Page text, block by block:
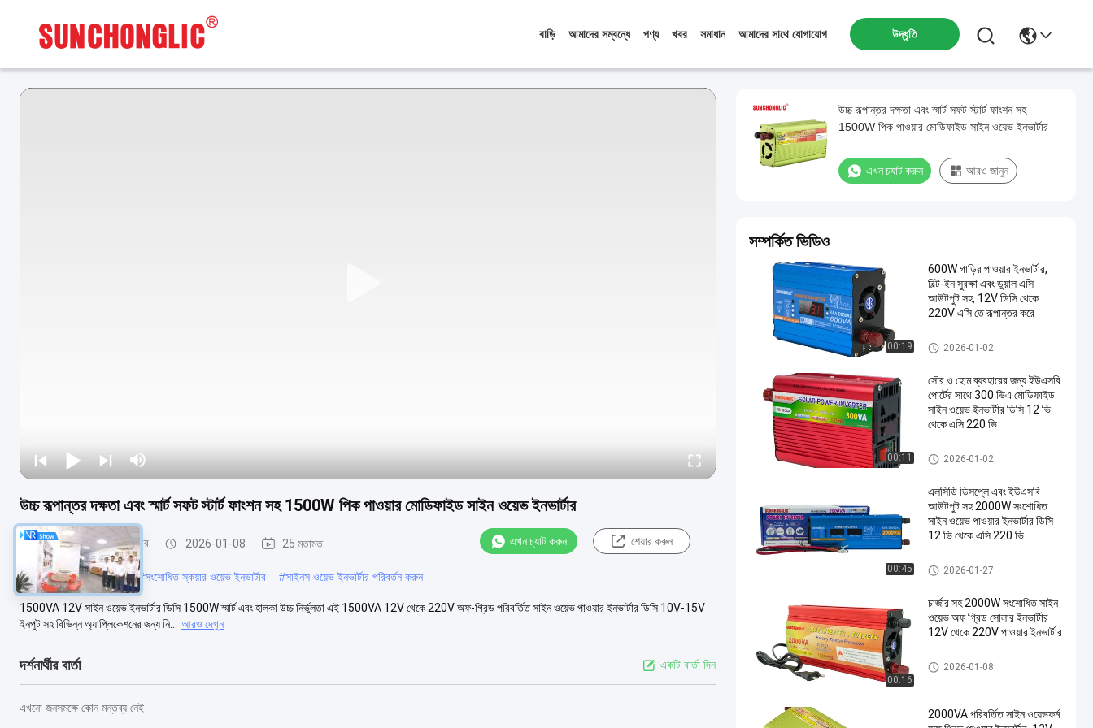
বাড়ি আমাদের সম্বন্ধে পণ্য খবর সমাধান আমাদের সাথে যোগাযোগ উদ্ধৃতি
উচ্চ রূপান্তর দক্ষতা এবং স্মার্ট সফট স্টার্ট ফাংশন সহ 1500W পিক পাওয়ার মোডিফাইড সাইন ওয়েভ ইনভার্টার
সংশোধিত সাইন ওয়েভ ইনভার্টার 2026-01-08 25 মতামত এখন চ্যাট করুন শেয়ার করুন
#সংশোধিত পাওয়ার ইনভার্টার #সংশোধিত স্কয়ার ওয়েভ ইনভার্টার #সাইনস ওয়েভ ইনভার্টার পরিবর্তন করুন
1500VA 12V সাইন ওয়েভ ইনভার্টার ডিসি 1500W স্মার্ট এবং হালকা উচ্চ নির্ভুলতা এই 1500VA 12V থেকে 220V অফ-গ্রিড পরিবর্তিত সাইন ওয়েভ পাওয়ার ইনভার্টার ডিসি 10V-15V
ইনপুট সহ বিভিন্ন অ্যাপ্লিকেশনের জন্য নি...
আরও দেখুন
দর্শনার্থীর বার্তা একটি বার্তা দিন
এখনো জনসমক্ষে কোন মন্তব্য নেই
উচ্চ রূপান্তর দক্ষতা এবং স্মার্ট সফট স্টার্ট ফাংশন সহ
1500W পিক পাওয়ার মোডিফাইড সাইন ওয়েভ ইনভার্টার
এখন চ্যাট করুন আরও জানুন
সম্পর্কিত ভিডিও
00:19
600W গাড়ির পাওয়ার ইনভার্টার,
বিল্ট-ইন সুরক্ষা এবং ডুয়াল এসি
আউটপুট সহ, 12V ডিসি থেকে
220V এসি তে রূপান্তর করে
সংশোধিত সাইন ওয়েভ ইনভার্টার
2026-01-02
00:11
সৌর ও হোম ব্যবহারের জন্য ইউএসবি
পোর্টের সাথে 300 ভিএ মোডিফাইড
সাইন ওয়েভ ইনভার্টার ডিসি 12 ভি
থেকে এসি 220 ভি
সংশোধিত সাইন ওয়েভ ইনভার্টার
2026-01-02
00:45
এলসিডি ডিসপ্লে এবং ইউএসবি
আউটপুট সহ 2000W সংশোধিত
সাইন ওয়েভ পাওয়ার ইনভার্টার ডিসি
12 ভি থেকে এসি 220 ভি
সংশোধিত সাইন ওয়েভ ইনভার্টার
2026-01-27
00:16
চার্জার সহ 2000W সংশোধিত সাইন
ওয়েভ অফ গ্রিড সোলার ইনভার্টার
12V থেকে 220V পাওয়ার ইনভার্টার
সংশোধিত সাইন ওয়েভ ইনভার্টার
2026-01-08
2000VA পরিবর্তিত সাইন ওয়েভফর্ম